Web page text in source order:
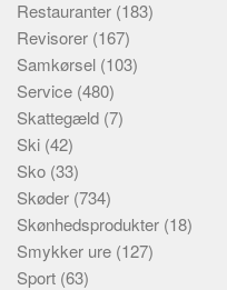
Restauranter (183)
Revisorer (167)
Samkørsel (103)
Service (480)
Skattegæld (7)
Ski (42)
Sko (33)
Skøder (734)
Skønhedsprodukter (18)
Smykker ure (127)
Sport (63)